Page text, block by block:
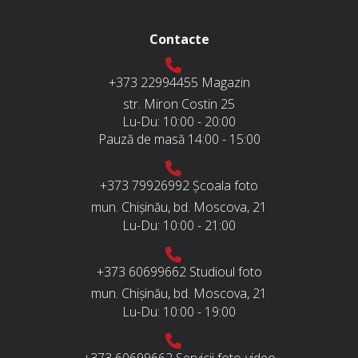
Contacte
+373 22994455 Magazin
str. Miron Costin 25
Lu-Du: 10:00 - 20:00
Pauză de masă 14:00 - 15:00
+373 79926992 Școala foto
mun. Chișinău, bd. Moscova, 21
Lu-Du: 10:00 - 21:00
+373 60699662 Studioul foto
mun. Chișinău, bd. Moscova, 21
Lu-Du: 10:00 - 19:00